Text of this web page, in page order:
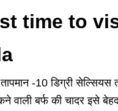
time to
तापमान -10 डिग्री सेल्सियस
वाली बर्फ की चादर इसे